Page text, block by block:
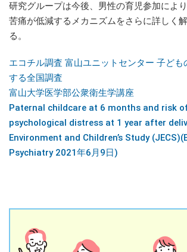
研究グループは今後、男性の育児参加によ
苦痛が低減するメカニズムをさらに詳しく
る。
エコチル調査 富山ユニットセンター 子ども
する全国調査
富山大学医学部公衆衛生学講座
Paternal childcare at 6 months and risk
psychological distress at 1 year after
Environment and Children’s Study
Psychiatry 2021年6月9日)